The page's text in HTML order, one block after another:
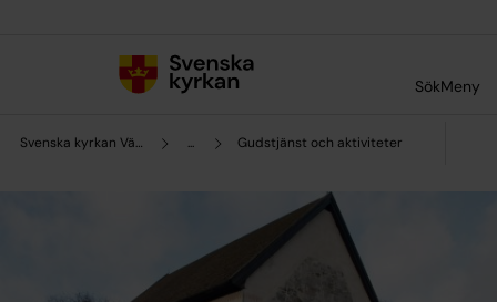
SökMeny
Svenska kyrkan Växjö ... Gudstjänst och aktiviteter